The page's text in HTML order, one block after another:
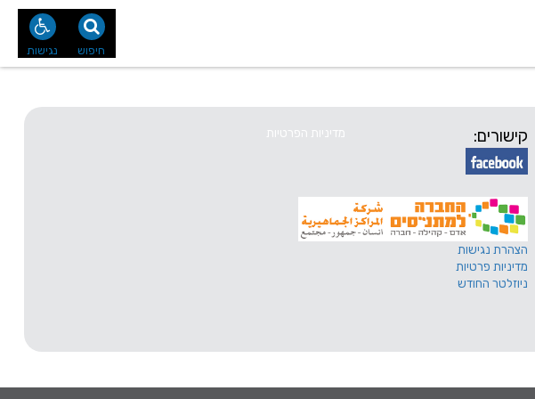
נגישות חיפוש
קישורים:
הצהרת נגישות
מדיניות פרטיות
ניוזלטר החודש
מדיניות הפרטיות